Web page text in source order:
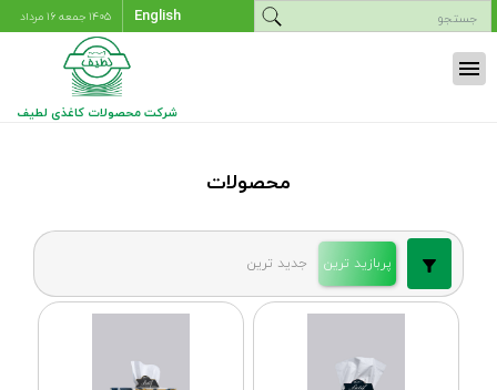
English ۱۴۰۵ جمعه ۱۶ مرداد
menu
شرکت محصولات کاغذی لطیف
محصولات
پربازید ترین جدید ترین